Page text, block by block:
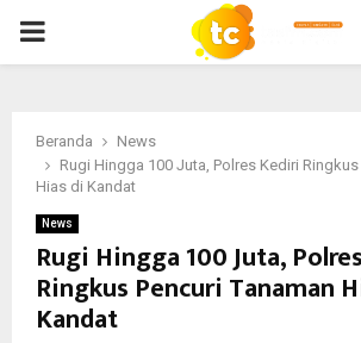
PRIMARY
Beranda
News
Rugi Hingga 100 Juta, Polres Kediri Ringkus
Hias di Kandat
News
Rugi Hingga 100 Juta,
Ringkus Pencuri Tanaman
Kandat